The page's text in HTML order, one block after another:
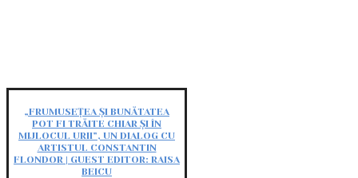
„FRUMUSEȚEA ȘI BUNĂTATEA
POT FI TRĂITE CHIAR ȘI ÎN
MIJLOCUL URII”, UN DIALOG CU
ARTISTUL CONSTANTIN
FLONDOR | GUEST EDITOR: RAISA
BEICU